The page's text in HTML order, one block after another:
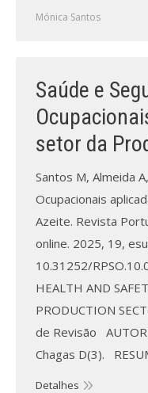
Mónica Santos
Saúde e
setor da
Santos M, Almeida
Ocupacionais
Azeite. Revista
online. 2025, 19,
10.31252/
HEALTH AND
PRODUCTION
de Revisão
Chagas D(3).
Detalhes